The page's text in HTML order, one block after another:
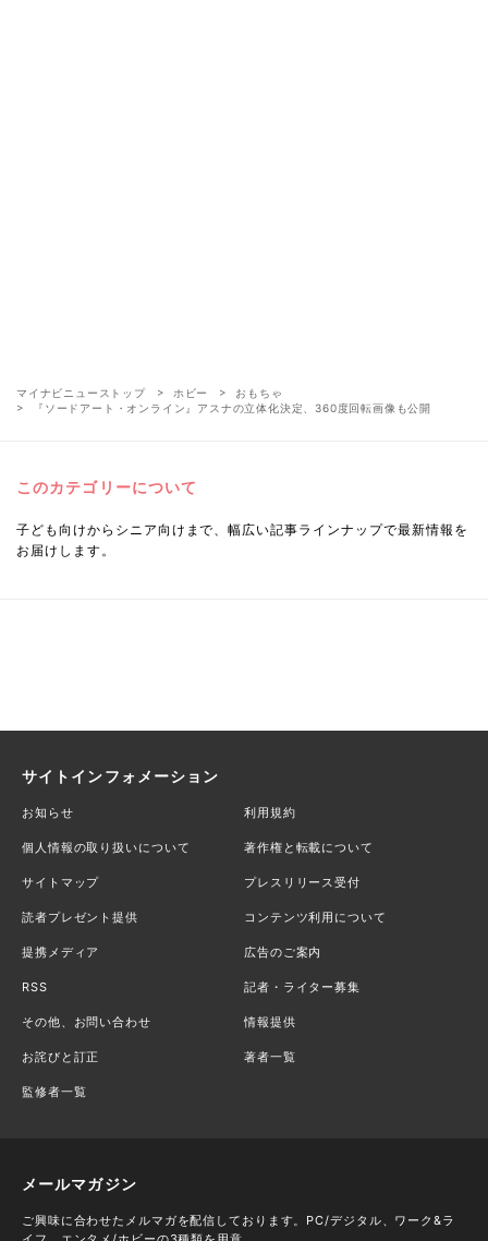
マイナビニューストップ ホビー
おもちゃ
『ソードアート・オンライン』アスナの立体化決定、360度回転画像も公開
このカテゴリーについて
子ども向けからシニア向けまで、幅広い記事ラインナップで最新情報を
お届けします。
サイトインフォメーション
お知らせ 利用規約
個人情報の取り扱いについて 著作権と転載について
サイトマップ プレスリリース受付
読者プレゼント提供 コンテンツ利用について
提携メディア 広告のご案内
RSS 記者・ライター募集
その他、お問い合わせ 情報提供
お詫びと訂正 著者一覧
監修者一覧
メールマガジン
ご興味に合わせたメルマガを配信しております。PC/デジタル、ワーク&ラ